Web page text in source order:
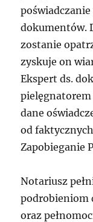
dokumentów.
zostanie
zyskuje on
Ekspert ds.
dane
od
Zapobieganie
Notariusz
podrobieniom
oraz